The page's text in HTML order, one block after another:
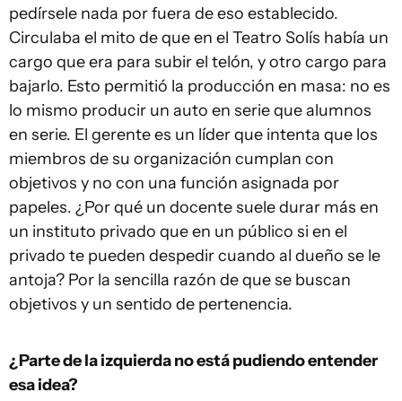
pedírsele nada por fuera de eso establecido.
Circulaba el mito de que en el Teatro Solís había un
cargo que era para subir el telón, y otro cargo para
bajarlo. Esto permitió la producción en masa: no es
lo mismo producir un auto en serie que alumnos
en serie. El gerente es un líder que intenta que los
miembros de su organización cumplan con
objetivos y no con una función asignada por
papeles. ¿Por qué un docente suele durar más en
un instituto privado que en un público si en el
privado te pueden despedir cuando al dueño se le
antoja? Por la sencilla razón de que se buscan
objetivos y un sentido de pertenencia.
¿Parte de la izquierda no está pudiendo entender
esa idea?